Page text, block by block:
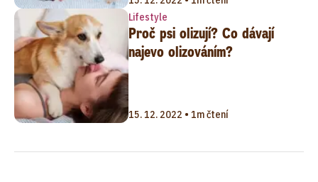
Lifestyle
Proč psi olizují? Co dávají
najevo olizováním?
15. 12. 2022 • 1m čtení